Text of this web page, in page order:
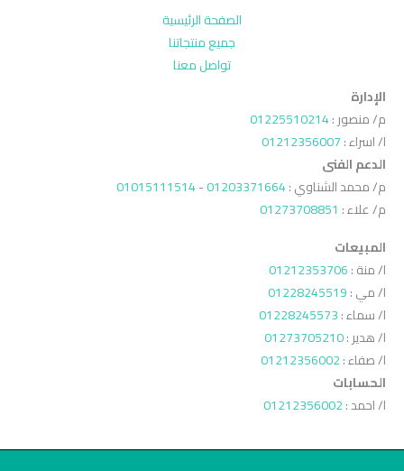
الصفحة الرئيسية
جميع منتجاتنا
تواصل معنا
الإدارة
م/ منصور :01225510214
ا/ اسراء :01212356007
الدعم الفنى
م/ محمد الشناوي :01203371664
-
01015111514
م/ علاء : 01273708851
المبيعات
ا/ منة :01212353706
ا/ مي :01228245519
ا/ سماء :01228245573
ا/ هدير :01273705210
ا/ صفاء :01212356002
الحسابات
ا/ احمد :01212356002